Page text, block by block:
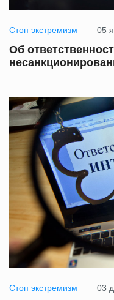
Стоп экстремизм 05
Об
Стоп экстремизм 03